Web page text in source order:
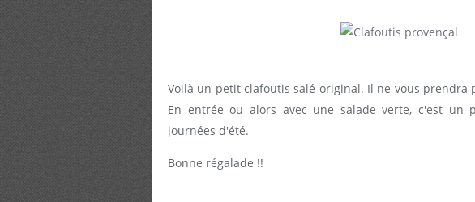
Voilà un petit clafoutis salé original. Il ne vous prendra
En entrée ou alors avec une salade verte, c'est un
journées d'été.
Bonne régalade !!